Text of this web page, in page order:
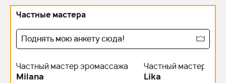
Частные мастера
Поднять мою анкету сюда!
Частный мастер эромассажа
Milana
Частный мастер
Lika